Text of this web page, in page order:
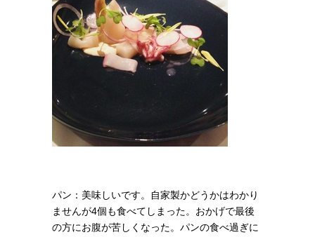
パン： 美味しいです。自家製かどうかはわかり
ませんが4個も食べてしまった。おかげで最後
の方にお腹が苦しくなった。パンの食べ過ぎに